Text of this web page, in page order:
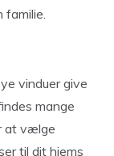
vinduer give
mange
at vælge
til dit hjems